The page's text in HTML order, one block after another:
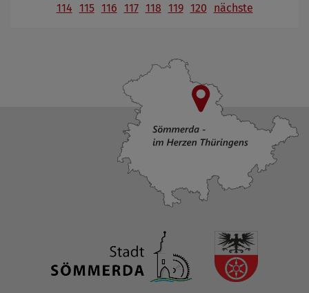
114 115 116 117 118 119 120 nächste